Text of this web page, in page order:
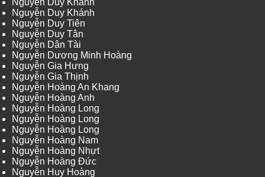
Nguyễn Duy Khanh
Nguyễn Duy Khánh
Nguyễn Duy Tiên
Nguyễn Duy Tân
Nguyễn Dân Tài
Nguyễn Dương Minh Hoàng
Nguyễn Gia Hưng
Nguyễn Gia Thịnh
Nguyễn Hoàng An Khang
Nguyễn Hoàng Anh
Nguyễn Hoàng Long
Nguyễn Hoàng Long
Nguyễn Hoàng Long
Nguyễn Hoàng Nam
Nguyễn Hoàng Nhựt
Nguyễn Hoàng Đức
Nguyễn Huy Hoàng